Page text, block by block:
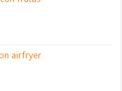
airfryer